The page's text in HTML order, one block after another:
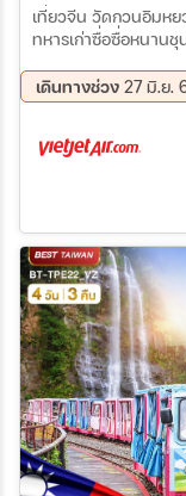
เที่ยวจีน วัดกวนอิมห
ทหารเก่าซื่อซื่อหนาน
หมู่บ้านโบราณจิ่วเฟิน
ประมงเจิ้งปิน – ซีเหมิ
เดินทางช่วง 27 มิ.ย.
29 ส.ค. 69 - 01 ก.ย. 69
17 ต.ค. 69 - 20 ต.ค.